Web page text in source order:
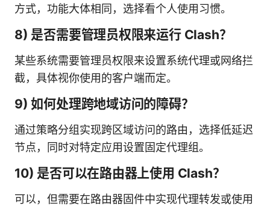
方式，功能大体相同，选择看个人使用习惯。
8) 是否需要管理员权限来运行 Clash？
某些系统需要管理员权限来设置系统代理或网络拦
截，具体视你使用的客户端而定。
9) 如何处理跨地域访问的障碍？
通过策略分组实现跨区域访问的路由，选择低延迟
节点，同时对特定应用设置固定代理组。
10) 是否可以在路由器上使用 Clash？
可以，但需要在路由器固件中实现代理转发或使用